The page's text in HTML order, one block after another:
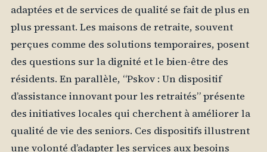
adaptées et de services de qualité se fait de plus en
plus pressant. Les maisons de retraite, souvent
perçues comme des solutions temporaires, posent
des questions sur la dignité et le bien-être des
résidents. En parallèle, “Pskov : Un dispositif
d’assistance innovant pour les retraités” présente
des initiatives locales qui cherchent à améliorer la
qualité de vie des seniors. Ces dispositifs illustrent
une volonté d’adapter les services aux besoins